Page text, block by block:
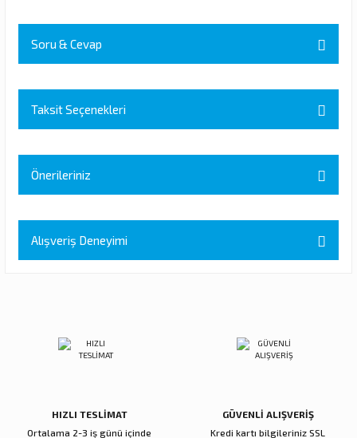
Yorum Yaz
Soru & Cevap
Ürün hakkında henüz soru sorulmamış.
Soru Sor
Taksit Seçenekleri
Önerileriniz
tarafımıza iletebilirsiniz.
Görüş ve önerileriniz için teşekkür ederiz.
Ürün bilgilerinde hatalar bulunuyor.
Alışveriş Deneyimi
HIZLI TESLİMAT
Ortalama 2-3 iş günü içinde
GÜVENLİ ALIŞVERİŞ
Kredi kartı bilgileriniz SSL